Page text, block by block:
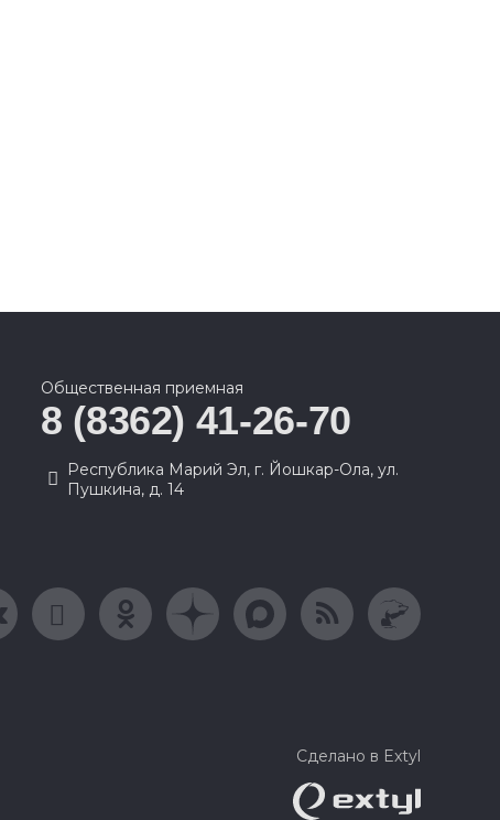
Общественная приемная
8 (8362) 41-26-70
Республика Марий Эл, г. Йошкар-Ола, ул.
Пушкина, д. 14
Сделано в Extyl